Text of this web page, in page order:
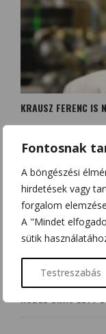
Fontosnak
A böngészési
hirdetések vagy
forgalom
A "Mindet
sütik
Testreszabás
KRAUSZ FERENC IS
NOBEL-DÍJAS LETT